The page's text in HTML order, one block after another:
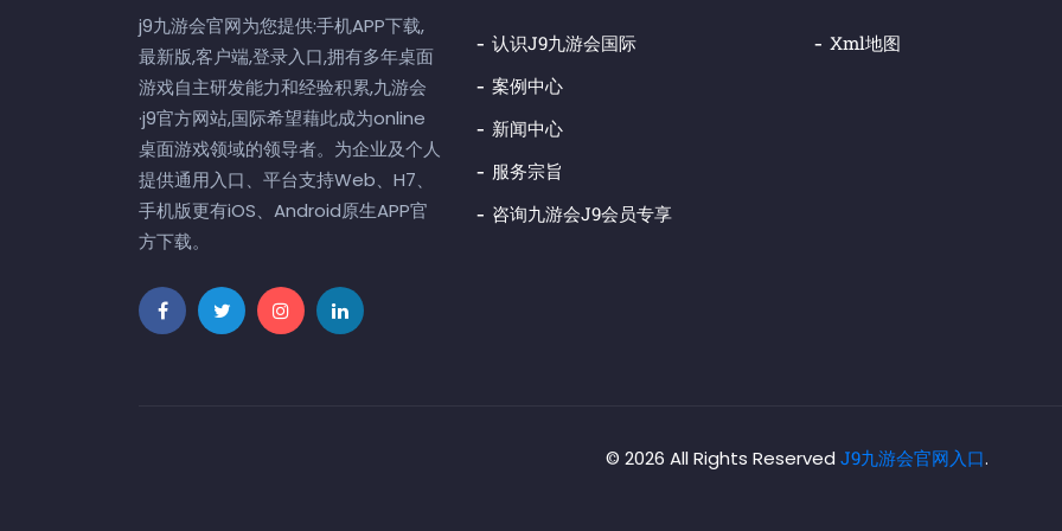
j9九游会官网为您提供:手机APP下载,
最新版,客户端,登录入口,拥有多年桌面
游戏自主研发能力和经验积累,九游会
·j9官方网站,国际希望藉此成为online
桌面游戏领域的领导者。为企业及个人
提供通用入口、平台支持Web、H7、
手机版更有iOS、Android原生APP官
方下载。
认识j9九游会国际
案例中心
新闻中心
服务宗旨
咨询九游会j9会员专享
Xml地图
© 2026 All Rights Reserved J9九游会官网入口.